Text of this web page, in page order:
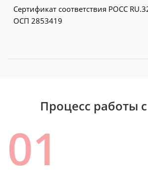
Сертификат соответствия РОСС
ОСП 2853419
Процесс работы
01